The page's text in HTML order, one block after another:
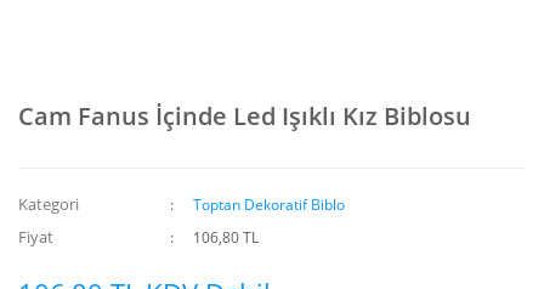
Cam Fanus İçinde Led Işıklı Kız Biblosu
Kategori Toptan Dekoratif Biblo
Fiyat 106,80 TL